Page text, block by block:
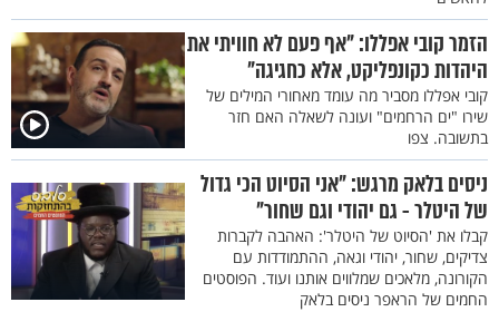
הזמר קובי אפללו: "אף פעם לא חוויתי את
היהדות כקונפליקט, אלא כחגיגה"
קובי אפללו מסביר מה עומד מאחורי המילים של
שירו "ים הרחמים" ועונה לשאלה האם חזר
בתשובה. צפו
ניסים בלאק מרגש: "אני הסיוט הכי גדול
של היטלר - גם יהודי וגם שחור"
קבלו את 'הסיוט של היטלר': האהבה לקברות
צדיקים, שחור, יהודי וגאה, ההתמודדות עם
הקורונה, מלאכים שמלווים אותנו ועוד. הפוסטים
החמים של הראפר ניסים בלאק